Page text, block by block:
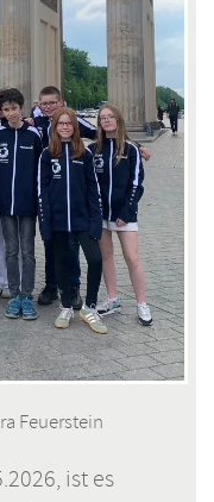
Feuerstein
ist es